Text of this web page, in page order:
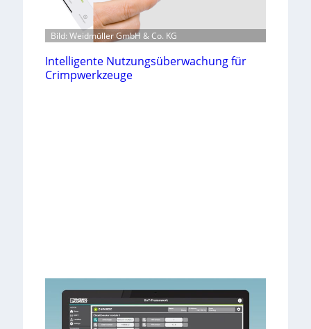
Bild: Weidmüller GmbH & Co. KG
Intelligente Nutzungsüberwachung für
Crimpwerkzeuge